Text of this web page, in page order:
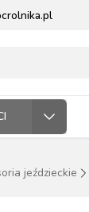
jeździeckie